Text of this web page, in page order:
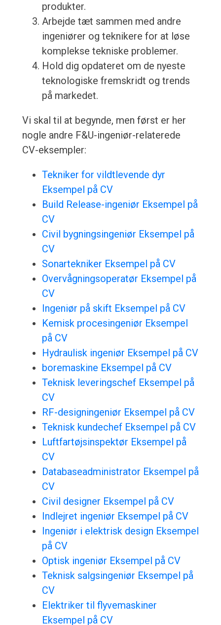
produkter.
Arbejde tæt sammen med andre
ingeniører og teknikere for at løse
komplekse tekniske problemer.
Hold dig opdateret om de nyeste
teknologiske fremskridt og trends
på markedet.
Vi skal til at begynde, men først er her
nogle andre F&U-ingeniør-relaterede
CV-eksempler:
Tekniker for vildtlevende dyr
Eksempel på CV
Build Release-ingeniør Eksempel på
CV
Civil bygningsingeniør Eksempel på
CV
Sonartekniker Eksempel på CV
Overvågningsoperatør Eksempel på
CV
Ingeniør på skift Eksempel på CV
Kemisk procesingeniør Eksempel
på CV
Hydraulisk ingeniør Eksempel på CV
boremaskine Eksempel på CV
Teknisk leveringschef Eksempel på
CV
RF-designingeniør Eksempel på CV
Teknisk kundechef Eksempel på CV
Luftfartøjsinspektør Eksempel på
CV
Databaseadministrator Eksempel på
CV
Civil designer Eksempel på CV
Indlejret ingeniør Eksempel på CV
Ingeniør i elektrisk design Eksempel
på CV
Optisk ingeniør Eksempel på CV
Teknisk salgsingeniør Eksempel på
CV
Elektriker til flyvemaskiner
Eksempel på CV